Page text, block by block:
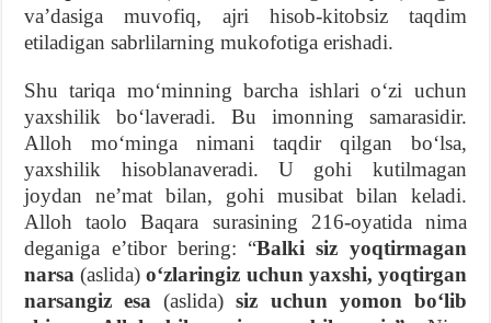
vaʼdasiga muvofiq, ajri hisob-kitobsiz taqdim
etiladigan sabrlilarning mukofotiga erishadi.
Shu tariqa moʻminning barcha ishlari oʻzi uchun
yaxshilik boʻlaveradi. Bu imonning samarasidir.
Alloh moʻminga nimani taqdir qilgan boʻlsa,
yaxshilik hisoblanaveradi. U gohi kutilmagan
joydan neʼmat bilan, gohi musibat bilan keladi.
Alloh taolo Baqara surasining 216-oyatida nima
deganiga eʼtibor bering: “Balki siz yoqtirmagan
narsa(aslida) oʻzlaringiz uchun yaxshi, yoqtirgan
narsangiz esa(aslida) siz uchun yomon boʻlib